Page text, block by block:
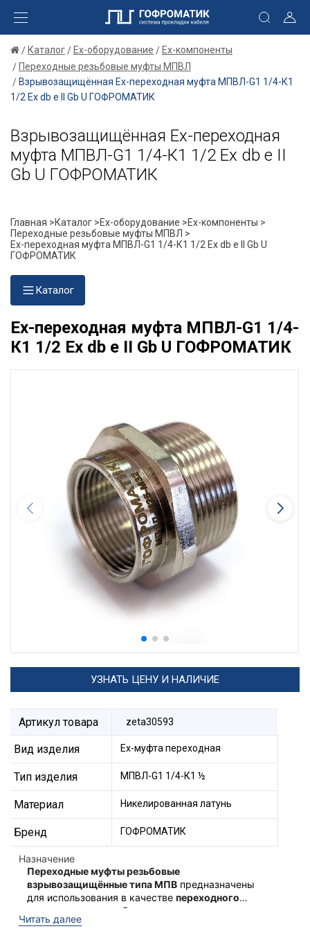
Каталог Ex-оборудование
Ex-компоненты
Переходные резьбовые муфты МПВЛ
Взрывозащищённая Ex-переходная муфта МПВЛ-G1 1/4-К1
1/2 Ех db e II Gb U ГОФРОМАТИК
Взрывозащищённая Ex-переходная
муфта МПВЛ-G1 1/4-К1 1/2 Ех db e II
Gb U ГОФРОМАТИК
Главная >Каталог >Ex-оборудование >Ex-компоненты >
Переходные резьбовые муфты МПВЛ >
Ex-переходная муфта МПВЛ-G1 1/4-К1 1/2 Ех db e II Gb U
ГОФРОМАТИК
Каталог
Ex-переходная муфта МПВЛ-G1 1/4-
К1 1/2 Ех db e II Gb U ГОФРОМАТИК
УЗНАТЬ ЦЕНУ И НАЛИЧИЕ
Артикул товара zeta30593
Вид изделия Ех-муфта переходная
Тип изделия МПВЛ-G1 1/4-К1 ½
Материал Никелированная латунь
Бренд ГОФРОМАТИК
Назначение
Переходные муфты резьбовые
взрывозащищённые типа МПВ предназначены
для использования в качестве переходного
элемента между кабельным вводом и
оборудованием
Ex-переходные муфты типа
Читать далее